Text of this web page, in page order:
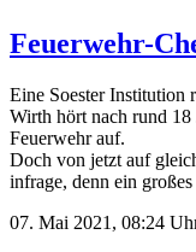
Feuerwehr-
Eine Soester Institution
Wirth hört nach rund
Feuerwehr auf.
Doch von jetzt auf
infrage, denn ein
07. Mai 2021, 08:24